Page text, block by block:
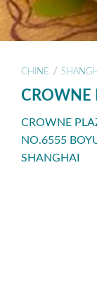
CHINE /
CROWNE
CROWNE
NO.6555
SHANGHAI